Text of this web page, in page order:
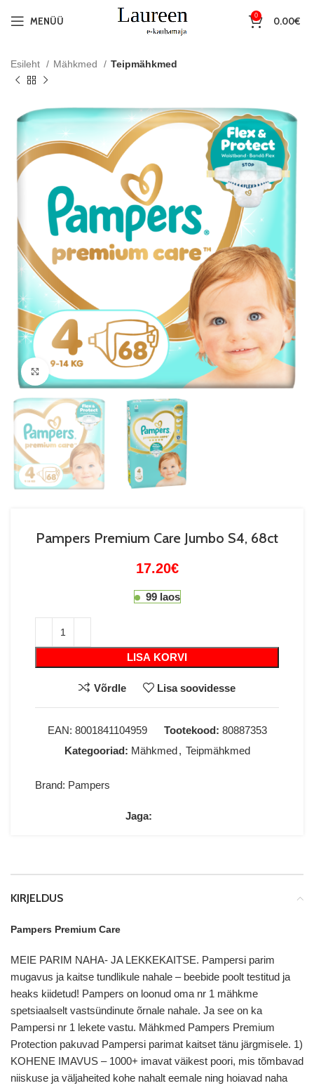
MENÜÜ 0 0.00€
Esileht Mähkmed Teipmähkmed
Suurenda
Pampers Premium Care Jumbo S4, 68ct
17.20€
99 laos
LISA KORVI
Võrdle Lisa soovidesse
EAN: 8001841104959 Tootekood: 80887353
Kategooriad: Mähkmed , Teipmähkmed
Brand: Pampers
Jaga:
KIRJELDUS
Pampers Premium Care
MEIE PARIM NAHA- JA LEKKEKAITSE. Pampersi parim
mugavus ja kaitse tundlikule nahale – beebide poolt testitud ja
heaks kiidetud! Pampers on loonud oma nr 1 mähkme
spetsiaalselt vastsündinute õrnale nahale. Ja see on ka
Pampersi nr 1 lekete vastu. Mähkmed Pampers Premium
Protection pakuvad Pampersi parimat kaitset tänu järgmisele. 1)
KOHENE IMAVUS – 1000+ imavat väikest poori, mis tõmbavad
niiskuse ja väljaheited kohe nahalt eemale ning hoiavad naha